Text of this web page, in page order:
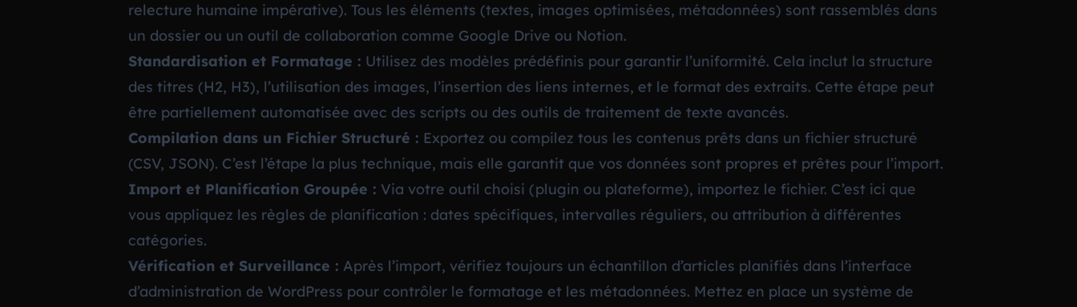
relecture humaine impérative). Tous les éléments (textes, images optimisées, métadonnées) sont rassemblés dans
un dossier ou un outil de collaboration comme Google Drive ou Notion.
Standardisation et Formatage : Utilisez des modèles prédéfinis pour garantir l’uniformité. Cela inclut la structure
des titres (H2, H3), l’utilisation des images, l’insertion des liens internes, et le format des extraits. Cette étape peut
être partiellement automatisée avec des scripts ou des outils de traitement de texte avancés.
Compilation dans un Fichier Structuré : Exportez ou compilez tous les contenus prêts dans un fichier structuré
(CSV, JSON). C’est l’étape la plus technique, mais elle garantit que vos données sont propres et prêtes pour l’import.
Import et Planification Groupée : Via votre outil choisi (plugin ou plateforme), importez le fichier. C’est ici que
vous appliquez les règles de planification : dates spécifiques, intervalles réguliers, ou attribution à différentes
catégories.
Vérification et Surveillance : Après l’import, vérifiez toujours un échantillon d’articles planifiés dans l’interface
d’administration de WordPress pour contrôler le formatage et les métadonnées. Mettez en place un système de